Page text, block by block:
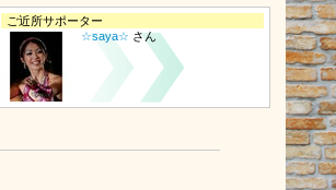
ご近所サポーター
☆saya☆ さん